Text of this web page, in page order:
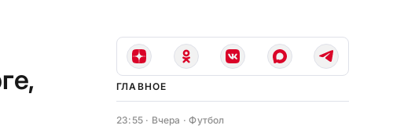
ГЛАВНОЕ
23:55 · Вчера ·Футбол